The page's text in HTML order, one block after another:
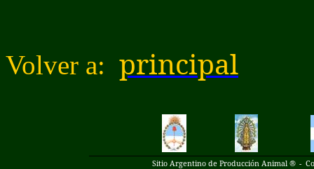
Volver a: principal
Sitio Argentino de Producción Animal ® -